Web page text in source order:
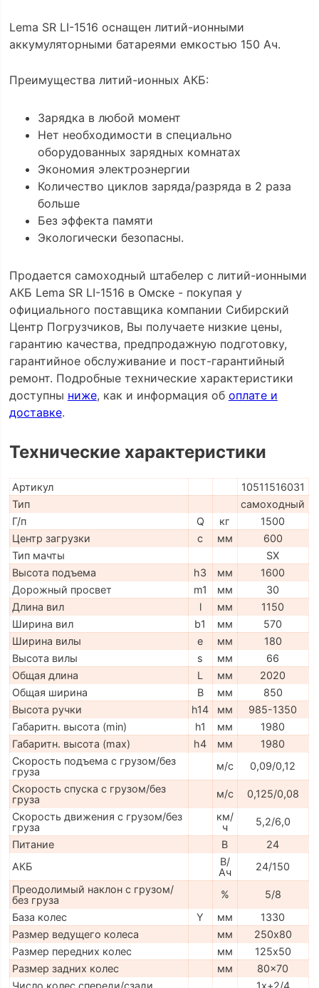
Lema SR LI-1516 оснащен литий-ионными
аккумуляторными батареями емкостью 150 Ач.
Преимущества литий-ионных АКБ:
Зарядка в любой момент
Нет необходимости в специально
оборудованных зарядных комнатах
Экономия электроэнергии
Количество циклов заряда/разряда в 2 раза
больше
Без эффекта памяти
Экологически безопасны.
Продается самоходный штабелер с литий-ионными
АКБ Lema SR LI-1516 в Омске - покупая у
официального поставщика компании Сибирский
Центр Погрузчиков, Вы получаете низкие цены,
гарантию качества, предпродажную подготовку,
гарантийное обслуживание и пост-гарантийный
ремонт. Подробные технические характеристики
доступны ниже, как и информация об оплате и
доставке.
Технические характеристики
Артикул
10511516031
Тип
самоходный
Г/п
Q кг
1500
Центр загрузки
c мм
600
Тип мачты
SX
Высота подъема
h3 мм
1600
Дорожный просвет
m1 мм
30
Длина вил
l мм
1150
Ширина вил
b1 мм
570
Ширина вилы
e мм
180
Высота вилы
s мм
66
Общая длина
L мм
2020
Общая ширина
B мм
850
Высота ручки
h14 мм
985-1350
Габаритн. высота (min)
h1 мм
1980
Габаритн. высота (max)
h4 мм
1980
Скорость подъема с грузом/без
груза
м/с
0,09/0,12
Скорость спуска с грузом/без
груза
м/с
0,125/0,08
Скорость движения с грузом/без
груза
км/
ч
5,2/6,0
Питание
В
24
АКБ
В/
Ач
24/150
Преодолимый наклон с грузом/
без груза
%
5/8
База колес
Y мм
1330
Размер ведущего колеса
мм
250х80
Размер передних колес
мм
125х50
Размер задних колес
мм
80x70